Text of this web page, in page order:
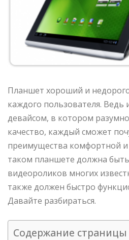
Планшет хороший и
каждого пользователя. Ведь
девайсом, в котором
качество, каждый сможет
преимущества комфортной
таком планшете должна
видеороликов многих
также должен быстро
Давайте разбираться.
Содержание страницы